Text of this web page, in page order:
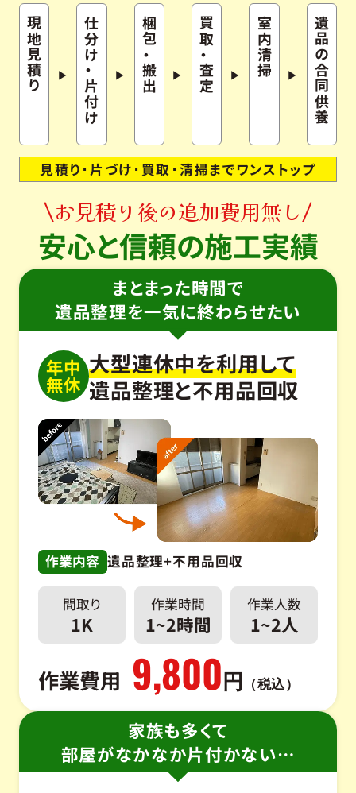
現地見積り 仕分け
・
片付け
梱包
・
搬出
買取
・
査定
室内清掃 遺品の合同供養
見積り･片づけ･買取･清掃までワンストップ
お見積り後の追加費用無し
安心と信頼の施工実績
まとまった時間で
遺品整理を一気に終わらせたい
年中
無休
大型連休中を利用して
遺品整理と不用品回収
作業内容 遺品整理+不用品回収
間取り
1K
作業時間
1~2時間
作業人数
1~2人
作業費用 9,800 円 （税込）
家族も多くて
部屋がなかなか片付かない…